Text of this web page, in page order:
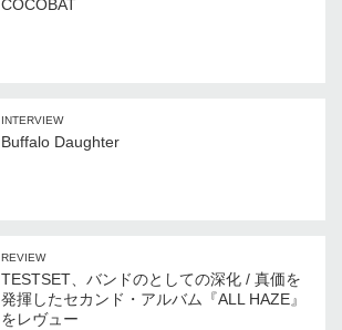
COCOBAT
INTERVIEW
Buffalo Daughter
REVIEW
TESTSET、バンドのとしての深化 / 真価を
発揮したセカンド・アルバム『ALL HAZE』
をレヴュー